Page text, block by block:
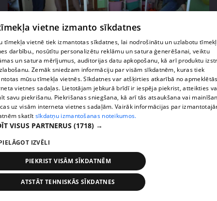
"Bindru sievietēm viss ir pa spēkam!" Dāmas rāda
klasi, kā pabeigt iesāktos darbus
44. epizode
pirms 2 nedēļām, 5 dienām
vietne izmanto sīkdatnes
tīmekļa vietnē tiek izmantotas sīkdatnes, lai nodrošinātu un uzlabotu
darbību., nosūtītu personalizētu reklāmu un satura ģenerēšanai, veiktu
un satura mērījumus, auditorijas datu apkopošanu, kā arī produktu
Zemāk sniedzam informāciju par visām sīkdatnēm, kuras tiek
mūsu tīmekļa vietnēs. Sīkdatnes var atšķirties atkarībā no
vietnes sadaļas. Lietotājam jebkurā brīdī ir iespēja piekrist, atteikties
savu piekrišanu. Piekrišanas sniegšana, kā arī tās atsaukšana vai
uz visām interneta vietnes sadaļām. Vairāk informācijas par
skatīt sīkdatņu izmantošanas noteikumos.
VISUS PARTNERUS (1718) →
IZVĒLI
PIEKRIST VISĀM SĪKDATNĒM
ATSTĀT TEHNISKĀS SĪKDATNES